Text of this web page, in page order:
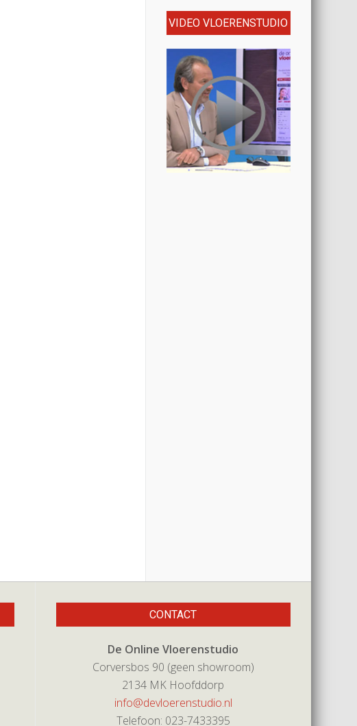
VIDEO VLOERENSTUDIO
CONTACT
De Online Vloerenstudio
Corversbos 90 (geen showroom)
2134 MK Hoofddorp
info@devloerenstudio.nl
Telefoon: 023-7433395